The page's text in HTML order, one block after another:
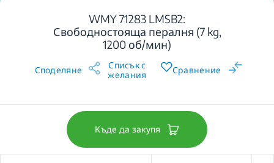
WMY 71283 LMSB2:
Свободностояща пералня (7 kg,
1200 об/мин)
Споделяне
Списък с
желания
Сравнение
Къде да закупя